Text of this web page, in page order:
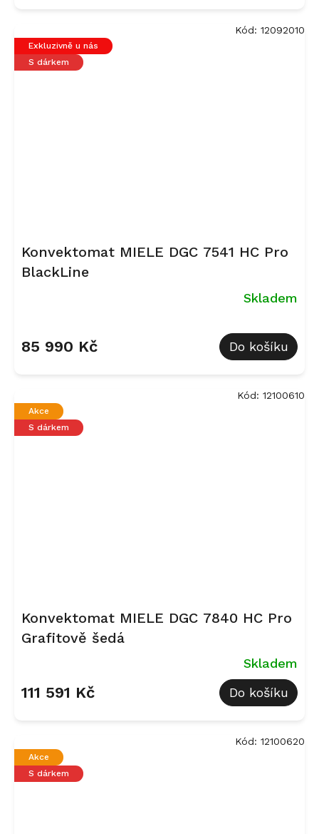
Exkluzivně u nás
S dárkem
Konvektomat MIELE DGC 7541 HC Pro
BlackLine
produktu
5
hvězdiček.
Skladem
85 990 Kč Do košíku
Kód: 12092010
Akce
S dárkem
Konvektomat MIELE DGC 7840 HC Pro
Grafitově šedá
Skladem
111 591 Kč Do košíku
Kód: 12100610
Akce
S dárkem
Kód: 12100620